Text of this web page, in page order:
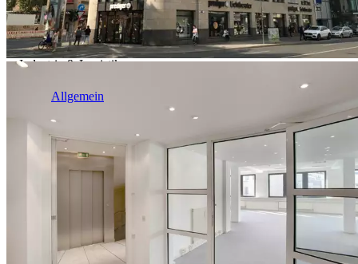
Industrie & Logistik
Allgemein